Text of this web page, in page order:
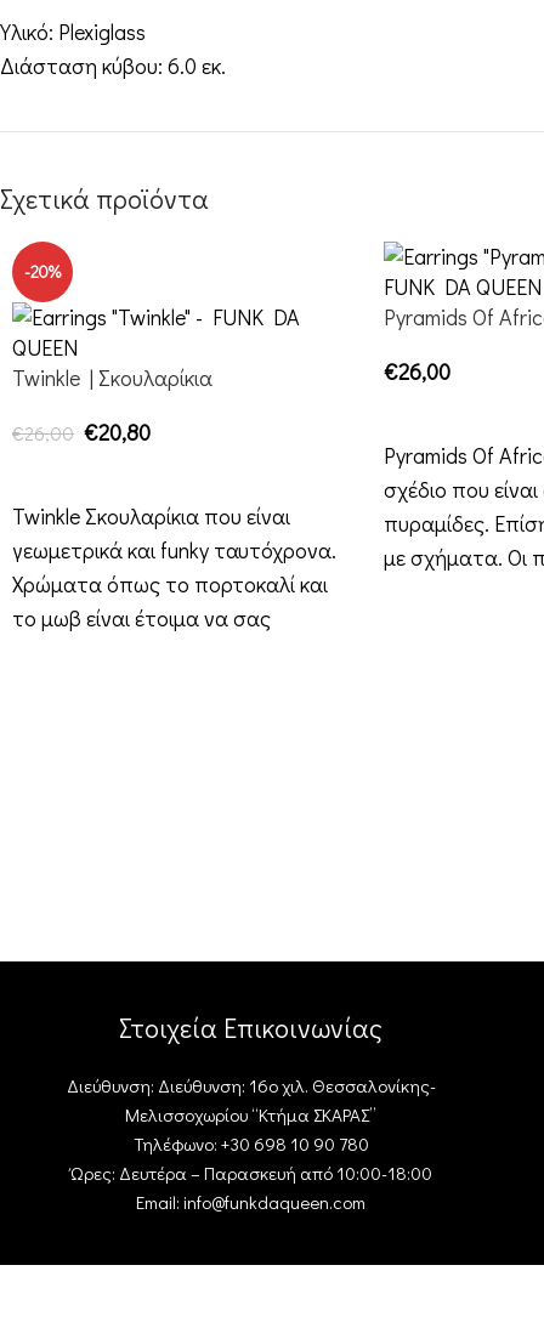
Υλικό: Plexiglass
Διάσταση κύβου: 6.0 εκ.
Σχετικά προϊόντα
-20%
Twinkle | Σκουλαρίκια
€26,00 €20,80
Twinkle Σκουλαρίκια που είναι
γεωμετρικά και funky ταυτόχρονα.
Χρώματα όπως το πορτοκαλί και
το μωβ είναι έτοιμα να σας
Pyramids Of
€26,00
Pyramids Of
σχέδιο που
πυραμίδες.
με σχήματα. Οι
Στοιχεία Επικοινωνίας
Διεύθυνση: Διεύθυνση: 16ο χιλ. Θεσσαλονίκης-
Μελισσοχωρίου “Κτήμα ΣΚΑΡΑΣ”
Τηλέφωνο: +30 698 10 90 780
Ώρες: Δευτέρα – Παρασκευή από 10:00-18:00
Email: info@funkdaqueen.com